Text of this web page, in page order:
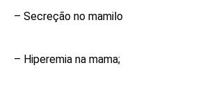
– Secreção no mamilo
– Hiperemia na mama;